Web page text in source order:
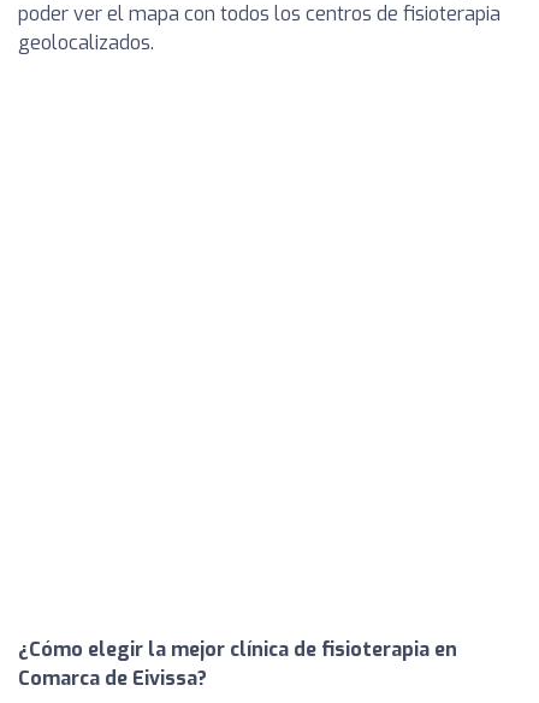
poder ver el mapa con todos los centros de fisioterapia
geolocalizados.
¿Cómo elegir la mejor clínica de fisioterapia en
Comarca de Eivissa?